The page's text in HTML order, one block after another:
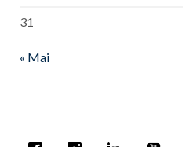
31
« Mai